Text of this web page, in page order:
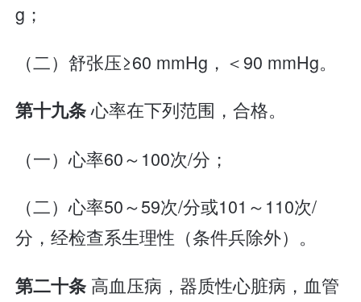
g；
（二）舒张压≥60 mmHg，＜90 mmHg。
第十九条心率在下列范围，合格。
（一）心率60～100次/分；
（二）心率50～59次/分或101～110次/
分，经检查系生理性（条件兵除外）。
第二十条 高血压病，器质性心脏病，血管